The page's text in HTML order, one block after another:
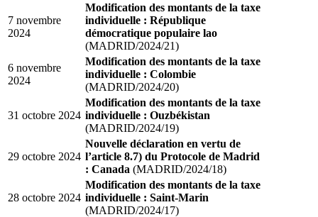
7 novembre
2024
Modification des montants de la taxe
individuelle : République
démocratique populaire lao
(MADRID/2024/21)
6 novembre
2024
Modification des montants de la taxe
individuelle : Colombie
(MADRID/2024/20)
31 octobre 2024
Modification des montants de la taxe
individuelle : Ouzbékistan
(MADRID/2024/19)
29 octobre 2024
Nouvelle déclaration en vertu de
l’article 8.7) du Protocole de Madrid
: Canada (MADRID/2024/18)
28 octobre 2024
Modification des montants de la taxe
individuelle : Saint-Marin
(MADRID/2024/17)